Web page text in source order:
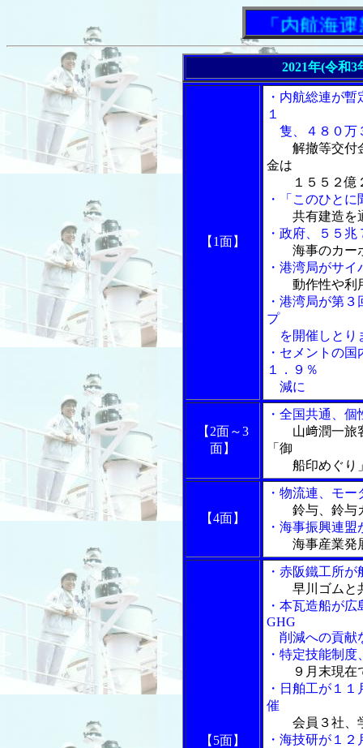
「内航海運新
2021年(令和
【1面】
・内航総連が
１
隻、４８０万
解撤等交付
金は
１５５２億
・「このひと
共有建造を
・政府、５５
海事のカー
・港湾局がサ
動作性や利
・港湾局が第
プ
を開催しとり
・セメントの
１．９％
減に
【2面～3
面】
・全国共通、
山﨑潤一旅
「御
船印めぐり
【4面】
・物流連、モ
鈴与、鈴与
・海事振興連
海事産業発
【5面】
・赤阪鐵工所
早川ゴムと
・本瓦造船が
GHG
削減への貢献
・特定技能制
９月末現
・日舶工が１
催
会員３社、
・海技研が１